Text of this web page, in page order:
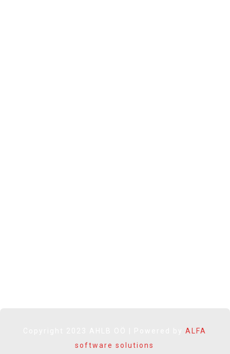
ALFA
software solutions